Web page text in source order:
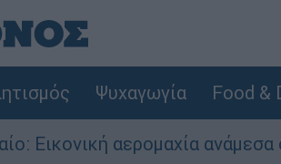
Ψυχαγωγία Food &
ανάμεσα σε ελληνικά